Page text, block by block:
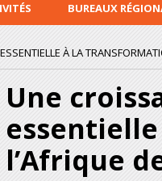
BUREAUX
À LA
Une
l’Afrique